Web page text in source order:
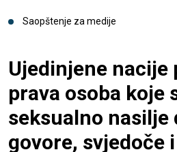
Saopštenje za medije
Ujedinjene nacije
prava osoba koje
seksualno nasilje
govore, svjedoče